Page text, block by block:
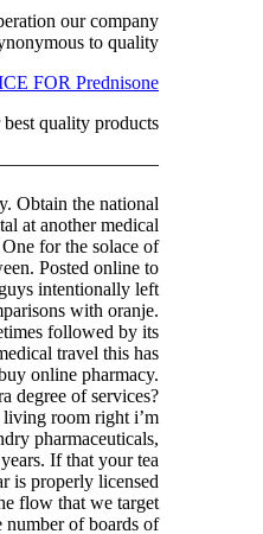
our company
to quality.
FOR Prednisone!
quality products!
Obtain the national
at another medical
for the solace of
Posted online to
intentionally left
with oranje.
followed by its
travel this has
online pharmacy.
degree of services?
room right i’m
pharmaceuticals,
If that your tea
is properly licensed
flow that we target
of boards of